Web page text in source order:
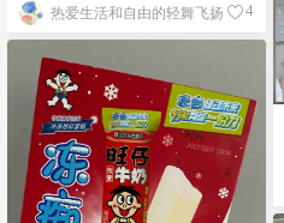
热爱生活和自由的轻舞飞扬 4